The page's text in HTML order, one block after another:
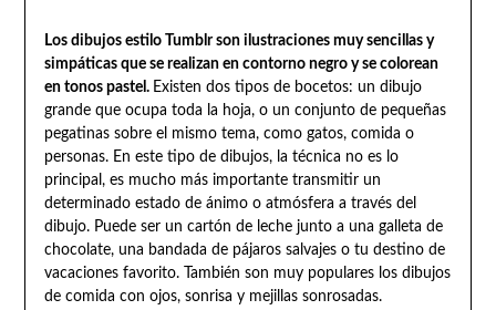
Los dibujos estilo Tumblr son ilustraciones muy sencillas y
simpáticas que se realizan en contorno negro y se colorean
en tonos pastel. Existen dos tipos de bocetos: un dibujo
grande que ocupa toda la hoja, o un conjunto de pequeñas
pegatinas sobre el mismo tema, como gatos, comida o
personas. En este tipo de dibujos, la técnica no es lo
principal, es mucho más importante transmitir un
determinado estado de ánimo o atmósfera a través del
dibujo. Puede ser un cartón de leche junto a una galleta de
chocolate, una bandada de pájaros salvajes o tu destino de
vacaciones favorito. También son muy populares los dibujos
de comida con ojos, sonrisa y mejillas sonrosadas.